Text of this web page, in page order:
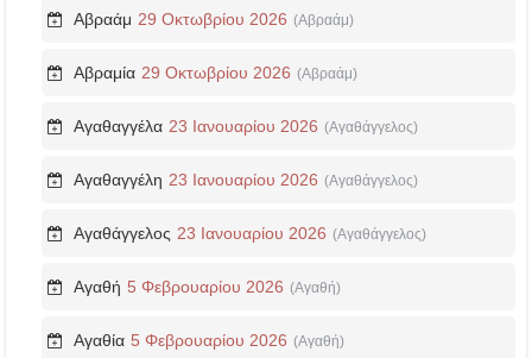
Αβραάμ 29 Οκτωβρίου 2026 (Αβραάμ)
Αβραμία 29 Οκτωβρίου 2026 (Αβραάμ)
Αγαθαγγέλα 23 Ιανουαρίου 2026 (Αγαθάγγελος)
Αγαθαγγέλη 23 Ιανουαρίου 2026 (Αγαθάγγελος)
Αγαθάγγελος 23 Ιανουαρίου 2026 (Αγαθάγγελος)
Αγαθή 5 Φεβρουαρίου 2026 (Αγαθή)
Αγαθία 5 Φεβρουαρίου 2026 (Αγαθή)